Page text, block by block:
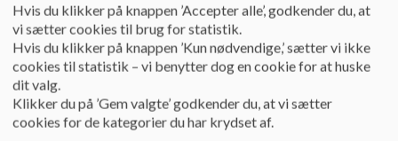
Tilgængelighedserklæring
Tilgængelighedserklæring
Klik på linket for at vores tilgængelighedserklæring.
Hvis du klikker på knappen ’Accepter alle’, godkender du, at
vi sætter cookies til brug for statistik.
Hvis du klikker på knappen ’Kun nødvendige,’ sætter vi ikke
cookies til statistik – vi benytter dog en cookie for at huske
dit valg.
Klikker du på ’Gem valgte’ godkender du, at vi sætter
cookies for de kategorier du har krydset af.